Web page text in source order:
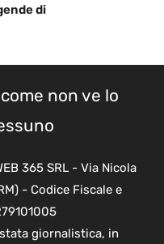
di
non ve lo
365 SRL - Via Nicola
- Codice Fiscale e
giornalistica, in